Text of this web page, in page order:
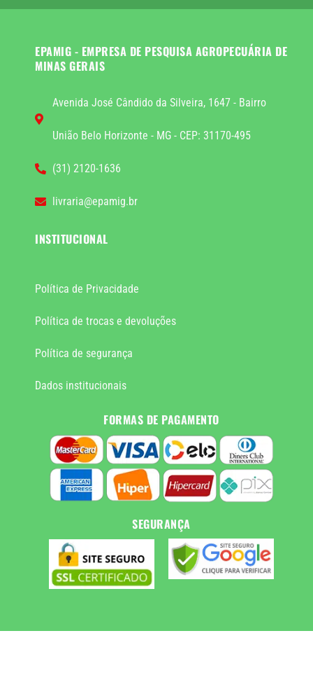
EPAMIG - EMPRESA DE PESQUISA AGROPECUÁRIA DE
MINAS GERAIS
Avenida José Cândido da Silveira, 1647 - Bairro
União Belo Horizonte - MG - CEP: 31170-495
(31) 2120-1636
livraria@epamig.br
INSTITUCIONAL
Política de Privacidade
Política de trocas e devoluções
Política de segurança
Dados institucionais
FORMAS DE PAGAMENTO
SEGURANÇA